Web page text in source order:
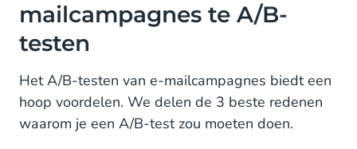
mailcampagnes te A/B-
testen
Het A/B-testen van e-mailcampagnes biedt een
hoop voordelen. We delen de 3 beste redenen
waarom je een A/B-test zou moeten doen.